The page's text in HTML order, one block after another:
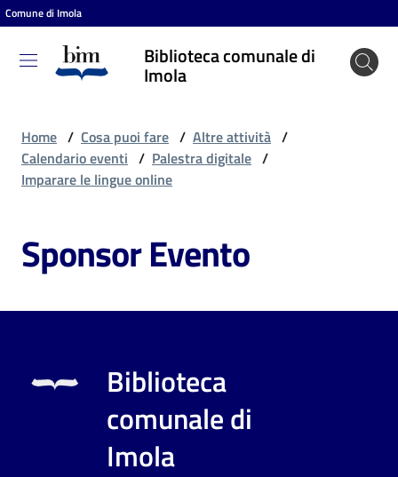
Vai al contenuto
Vai alla navigazione
Vai al footer
Comune di Imola
Biblioteca comunale di
Imola
Biblioteca
comunale
Cosa
fare
Scopri
Home / Cosa puoi fare / Altre attività /
Calendario eventi / Palestra digitale /
Imparare le lingue online
Sponsor Evento
Biblioteca
comunale di
Imola